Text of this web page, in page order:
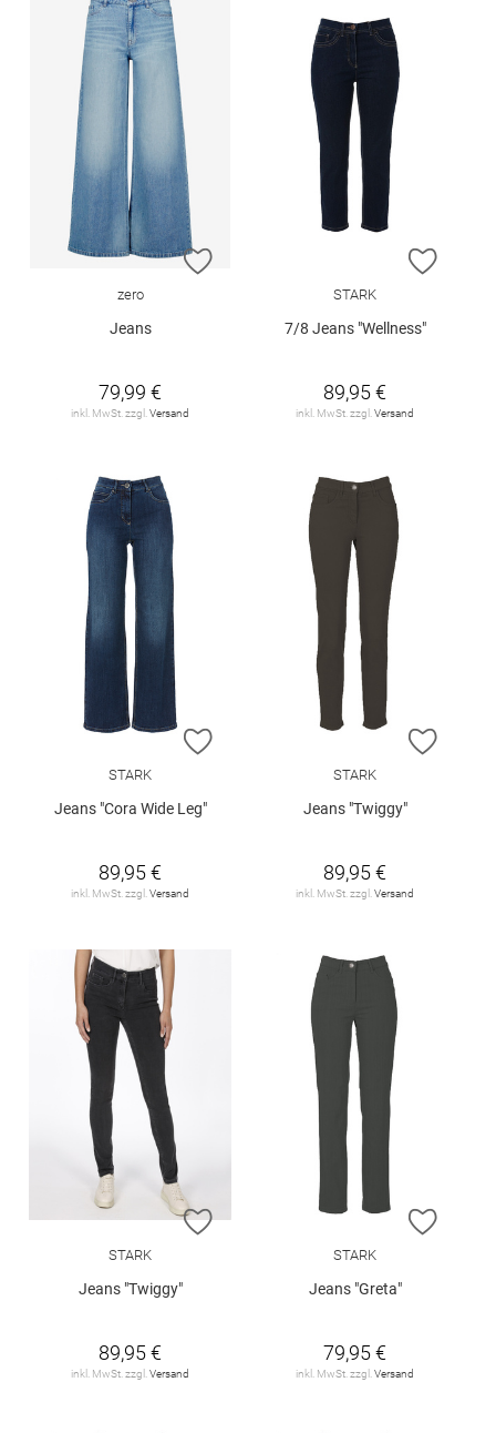
ZUR WUNSCHLISTE HINZUFÜGEN
zero
Jeans
79,99 €
inkl. MwSt. zzgl.Versand
ZUR
STARK
7/8 Jeans "Wellness"
89,95 €
inkl. MwSt. zzgl.Versand
ZUR WUNSCHLISTE HINZUFÜGEN
STARK
Jeans "Cora Wide Leg"
89,95 €
inkl. MwSt. zzgl. Versand
ZUR
STARK
Jeans "Twiggy"
89,95 €
inkl. MwSt. zzgl. Versand
ZUR WUNSCHLISTE HINZUFÜGEN
STARK
Jeans "Twiggy"
89,95 €
inkl. MwSt. zzgl. Versand
ZUR
STARK
Jeans "Greta"
79,95 €
inkl. MwSt. zzgl. Versand